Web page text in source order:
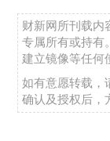
财新网所刊载内
专属所有或持有
建立镜像等任何
如有意愿转载，
确认及授权后，